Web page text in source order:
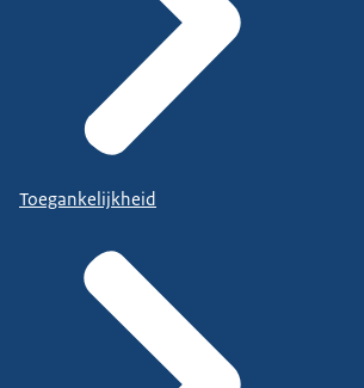
Toegankelijkheid